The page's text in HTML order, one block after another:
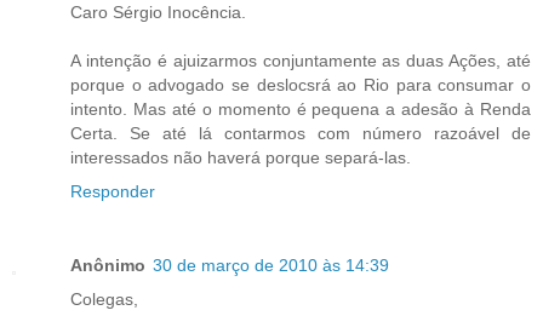
Caro Sérgio Inocência.
A intenção é ajuizarmos conjuntamente as duas Ações, até
porque o advogado se deslocsrá ao Rio para consumar o
intento. Mas até o momento é pequena a adesão à Renda
Certa. Se até lá contarmos com número razoável de
interessados não haverá porque separá-las.
Responder
Anônimo 30 de março de 2010 às 14:39
Colegas,